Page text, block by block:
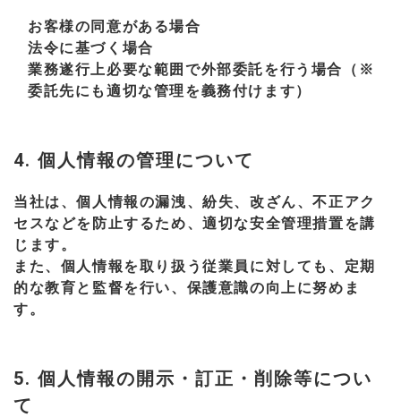
お客様の同意がある場合
法令に基づく場合
業務遂行上必要な範囲で外部委託を行う場合（※
委託先にも適切な管理を義務付けます）
4. 個人情報の管理について
当社は、個人情報の漏洩、紛失、改ざん、不正アク
セスなどを防止するため、適切な安全管理措置を講
じます。
また、個人情報を取り扱う従業員に対しても、定期
的な教育と監督を行い、保護意識の向上に努めま
す。
5. 個人情報の開示・訂正・削除等につい
て